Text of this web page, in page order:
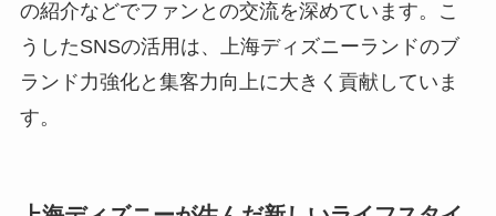
の紹介などでファンとの交流を深めています。こ
うしたSNSの活用は、上海ディズニーランドのブ
ランド力強化と集客力向上に大きく貢献していま
す。